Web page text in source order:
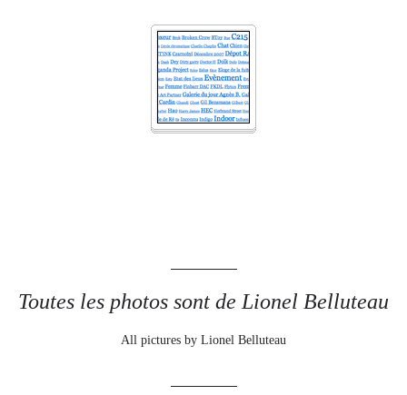
Toutes les photos sont de Lionel Belluteau
All pictures by Lionel Belluteau